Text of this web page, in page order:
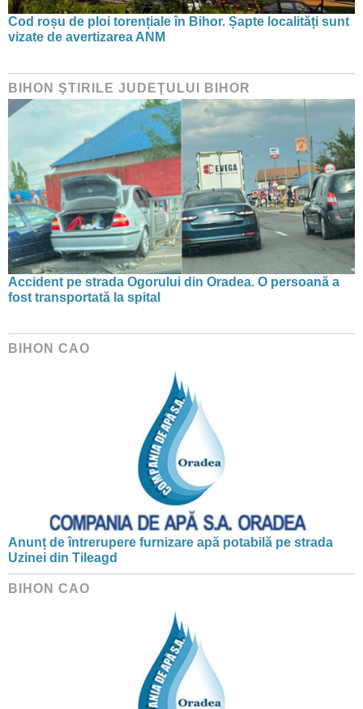
Cod roșu de ploi torențiale în Bihor. Șapte localități sunt
vizate de avertizarea ANM
BIHON ŞTIRILE JUDEŢULUI BIHOR
Accident pe strada Ogorului din Oradea. O persoană a
fost transportată la spital
BIHON CAO
Anunț de întrerupere furnizare apă potabilă pe strada
Uzinei din Tileagd
BIHON CAO